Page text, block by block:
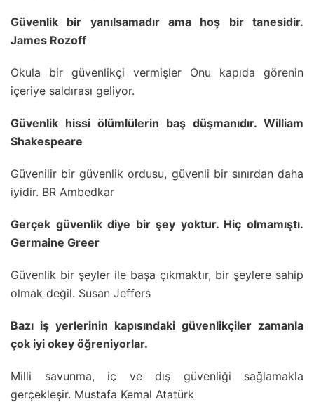
Güvenlik bir yanılsamadır ama hoş bir tanesidir.
James Rozoff
Okula bir güvenlikçi vermişler Onu kapıda görenin
içeriye saldırası geliyor.
Güvenlik hissi ölümlülerin baş düşmanıdır. William
Shakespeare
Güvenilir bir güvenlik ordusu, güvenli bir sınırdan daha
iyidir. BR Ambedkar
Gerçek güvenlik diye bir şey yoktur. Hiç olmamıştı.
Germaine Greer
Güvenlik bir şeyler ile başa çıkmaktır, bir şeylere sahip
olmak değil. Susan Jeffers
Bazı iş yerlerinin kapısındaki güvenlikçiler zamanla
çok iyi okey öğreniyorlar.
Milli savunma, iç ve dış güvenliği sağlamakla
gerçekleşir. Mustafa Kemal Atatürk